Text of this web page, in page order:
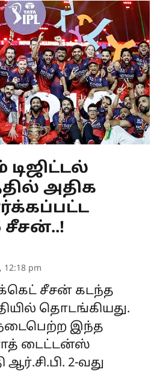
டிஜிட்டல்
அதிக
சீசன்..!
12:18 pm
சீசன் கடந்த
தொடங்கியது.
இந்த
டைட்டன்ஸ்
ஆர்.சி.பி. 2-வது